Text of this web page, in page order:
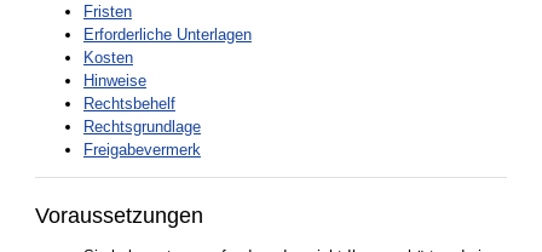
Fristen
Erforderliche Unterlagen
Kosten
Hinweise
Rechtsbehelf
Rechtsgrundlage
Freigabevermerk
Voraussetzungen